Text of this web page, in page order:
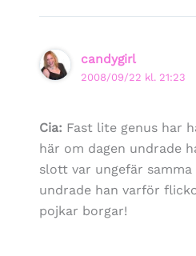
candygirl
2008/09/22 kl. 21:23
Cia: Fast lite genus har
här om dagen undrade
slott var ungefär samma
undrade han varför
pojkar borgar!